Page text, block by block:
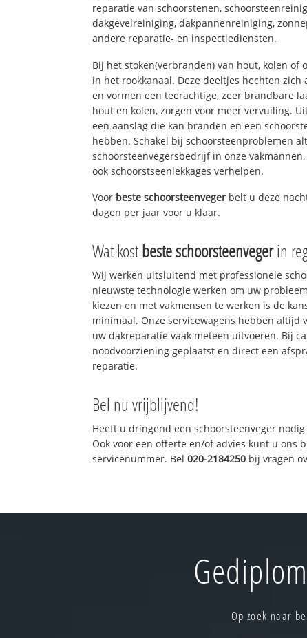
reparatie van schoorstenen,
dakgevelreiniging, dakpannenreiniging,
andere reparatie- en inspectiediensten.
Bij het stoken(verbranden) van hout, kolen of
in het rookkanaal. Deze deeltjes hechten zich
en vormen een teerachtige, zeer brandbare
hout en kolen, zorgen voor meer vervuiling.
een aanslag die kan branden en een
hebben. Schakel bij schoorsteenproblemen
schoorsteenvegersbedrijf in onze
ook schoorstseenlekkages verhelpen.
Voor beste schoorsteenveger belt u deze
dagen per jaar voor u klaar.
Wat kostbeste schoorsteenvegerin
Wij werken uitsluitend met professionele
nieuwste technologie werken om uw
kiezen en met vakmensen te werken is de
minimaal. Onze servicewagens hebben altijd
uw dakreparatie vaak meteen uitvoeren. Bij
noodvoorziening geplaatst en direct een
reparatie.
Bel nu vrijblijvend!
Heeft u dringend een schoorsteenveger
Ook voor een offerte en/of advies kunt u ons
servicenummer. Bel020-2184250 bij vragen
Op zoek naar